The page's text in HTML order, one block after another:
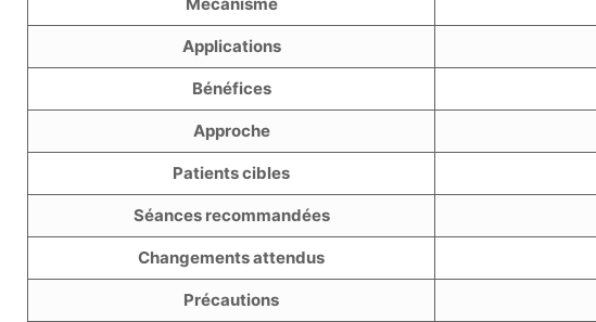
Applications
Bénéfices
Approche
Patients cibles
Séances recommandées
Changements attendus
Précautions